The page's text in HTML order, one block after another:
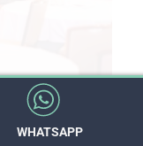
WHATSAPP